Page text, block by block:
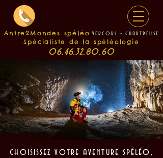
Antre2Mondes spéléo vercors - chartreuse
Spécialiste de la spéléologie
06.46.32.80.60
choisissez votre aventure spéléo,